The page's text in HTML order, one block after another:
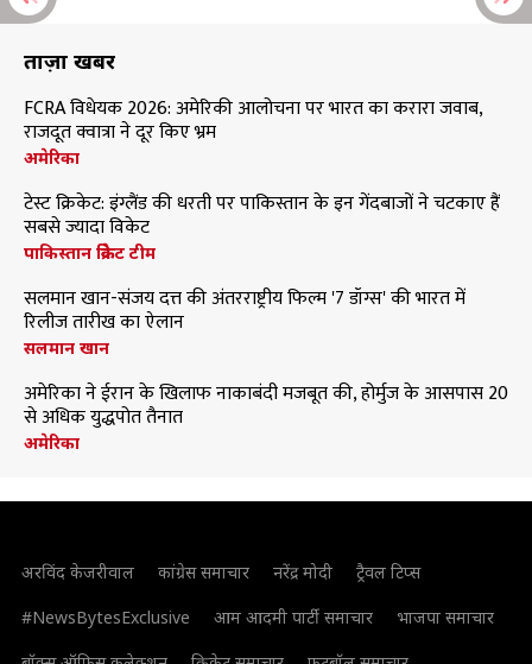
ताज़ा खबरें
FCRA विधेयक 2026: अमेरिकी आलोचना पर भारत का करारा जवाब,
राजदूत क्वात्रा ने दूर किए भ्रम
अमेरिका
टेस्ट क्रिकेट: इंग्लैंड की धरती पर पाकिस्तान के इन गेंदबाजों ने चटकाए हैं
सबसे ज्यादा विकेट
पाकिस्तान क्रिकेट टीम
सलमान खान-संजय दत्त की अंतरराष्ट्रीय फिल्म '7 डॉग्स' की भारत में
रिलीज तारीख का ऐलान
सलमान खान
अमेरिका ने ईरान के खिलाफ नाकाबंदी मजबूत की, होर्मुज के आसपास 20
से अधिक युद्धपोत तैनात
अमेरिका
अरविंद केजरीवाल कांग्रेस समाचार नरेंद्र मोदी
ट्रैवल टिप्स
#NewsBytesExclusive
आम आदमी पार्टी समाचार
भाजपा समाचार